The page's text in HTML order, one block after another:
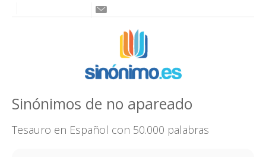
Sinónimos de no apareado
Tesauro en Español con 50.000 palabras